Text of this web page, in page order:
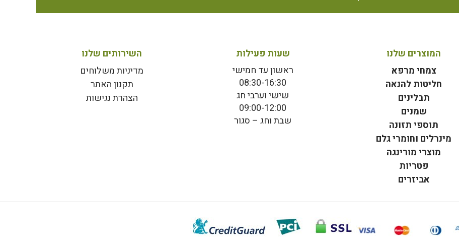
המוצרים שלנו
צמחי מרפא
חליטות להנאה
תבלינים
שמנים
תוספי תזונה
מינרלים וחומרי גלם
מוצרי מורינגה
פטריות
אביזרים
שעות פעילות
ראשון עד חמישי
08:30-16:30
שישי וערבי חג
09:00-12:00
שבת וחג – סגור
השירותים שלנו
מדיניות משלוחים
תקנון האתר
הצהרת נגישות